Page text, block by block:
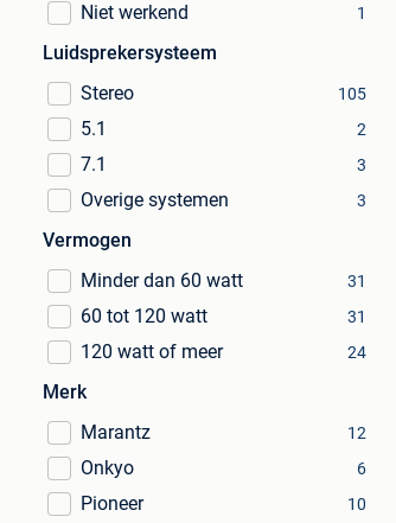
Niet werkend 1
Luidsprekersysteem
Stereo
105
5.1 2
7.1 3
Overige systemen 3
Vermogen
Minder dan 60 watt
31
60 tot 120 watt 31
120 watt of meer 24
Merk
Marantz
12
Onkyo 6
Pioneer 10